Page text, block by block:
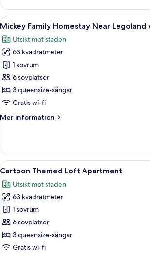
Slide
the
Pooh
Family
Homestay
Near
Legoland
w
Slide
Öppna
alla
foton
för
Mickey
Family
Homestay
Near
w
Mickey
14
Mickey Family Homestay Near Legoland
Utsikt mot staden
63 kvadratmeter
1 sovrum
6 sovplatser
3 queensize-sängar
Gratis wi-fi
Mer information
Mer
Family
Homestay
Near
w
Slide
Öppna
alla
foton
för
Cartoon
Themed
Loft
Apartment
Ett modernt
15
Cartoon Themed Loft Apartment
Utsikt mot staden
63 kvadratmeter
1 sovrum
6 sovplatser
3 queensize-sängar
Gratis wi-fi